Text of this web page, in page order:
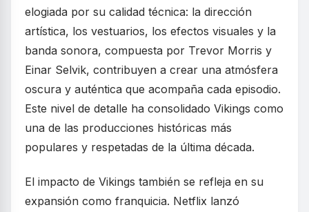
elogiada por su calidad técnica: la dirección
artística, los vestuarios, los efectos visuales y la
banda sonora, compuesta por Trevor Morris y
Einar Selvik, contribuyen a crear una atmósfera
oscura y auténtica que acompaña cada episodio.
Este nivel de detalle ha consolidado Vikings como
una de las producciones históricas más
populares y respetadas de la última década.
El impacto de Vikings también se refleja en su
expansión como franquicia. Netflix lanzó